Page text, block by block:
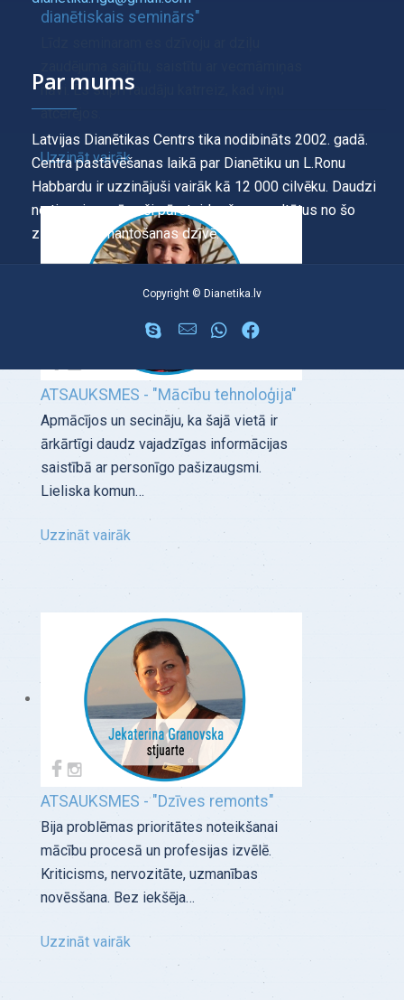
dianētiskais seminārs"
nāvi. Es stipri raudāju katrreiz, kad viņu
atcerējos.
Uzzināt vairāk
ATSAUKSMES - "Mācību tehnoloģija"
Apmācījos un secināju, ka šajā vietā ir
ārkārtīgi daudz vajadzīgas informācijas
saistībā ar personīgo pašizaugsmi.
Lieliska komun…
Uzzināt vairāk
ATSAUKSMES - "Dzīves remonts"
Bija problēmas prioritātes noteikšanai
mācību procesā un profesijas izvēlē.
Kriticisms, nervozitāte, uzmanības
novēsšana. Bez iekšēja…
Uzzināt vairāk
Par mums
Latvijas Dianētikas Centrs tika nodibināts 2002. gadā.
Centra pastāvēšanas laikā par Dianētiku un L.Ronu
Habbardu ir uzzinājuši vairāk kā 12 000 cilvēku. Daudzi
no tiem ir saņēmuši pārsteidzošus rezultātus no šo
zināšanu izmantošanas dzīvē.
Copyright © Dianetika.lv